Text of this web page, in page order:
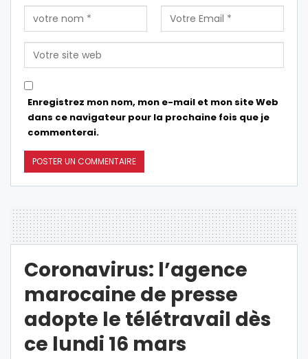
Enregistrez mon nom, mon e-mail et mon site Web
dans ce navigateur pour la prochaine fois que je
commenterai.
Coronavirus: l’agence
marocaine de presse
adopte le télétravail dès
ce lundi 16 mars